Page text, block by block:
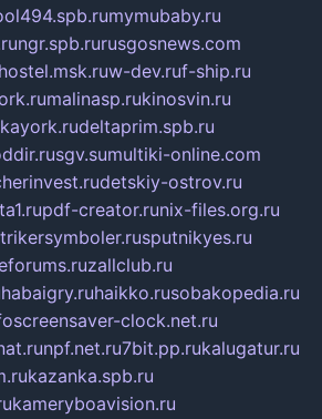
mymubaby.ru
ngr.spb.rurusgosnews.com
w-dev.ruf-ship.ru
malinasp.rukinosvin.ru
deltaprim.spb.ru
sgv.sumultiki-online.com
detskiy-ostrov.ru
pdf-creator.runix-files.org.ru
sputnikyes.ru
zallclub.ru
habaigry.ruhaikko.rusobakopedia.ru
screensaver-clock.net.ru
npf.net.ru7bit.pp.rukalugatur.ru
kazanka.spb.ru
kameryboavision.ru